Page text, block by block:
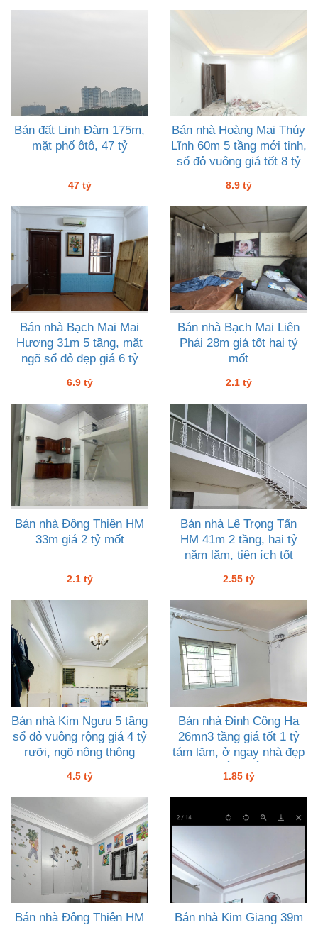
Bán đất Linh Đàm 175m,
mặt phố ôtô, 47 tỷ
47 tỷ
Bán nhà Hoàng Mai Thúy
Lĩnh 60m 5 tầng mới tinh,
sổ đỏ vuông giá tốt 8 tỷ
8.9 tỷ
Bán nhà Bạch Mai Mai
Hương 31m 5 tầng, mặt
ngõ sổ đỏ đẹp giá 6 tỷ
6.9 tỷ
Bán nhà Bạch Mai Liên
Phái 28m giá tốt hai tỷ
mốt
2.1 tỷ
Bán nhà Đông Thiên HM
33m giá 2 tỷ mốt
2.1 tỷ
Bán nhà Lê Trọng Tấn
HM 41m 2 tầng, hai tỷ
năm lăm, tiện ích tốt
2.55 tỷ
Bán nhà Kim Ngưu 5 tầng
sổ đỏ vuông rộng giá 4 tỷ
rưỡi, ngõ nông thông
4.5 tỷ
Bán nhà Định Công Hạ
26mn3 tầng giá tốt 1 tỷ
tám lăm, ở ngay nhà đẹp
1.85 tỷ
Bán nhà Đông Thiên HM
Bán nhà Kim Giang 39m